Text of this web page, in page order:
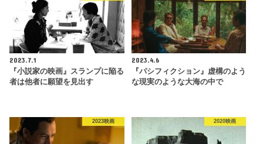
2023.7.1
『小説家の映画』スランプに陥る
者は他者に願望を見出す
2023.4.6
『パシフィクション』虚構のよう
な現実のような大海の中で
2023映画 2020映画